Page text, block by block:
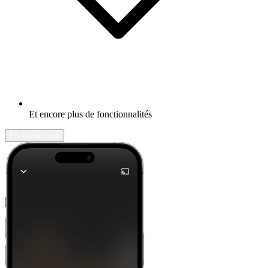
Et encore plus de fonctionnalités